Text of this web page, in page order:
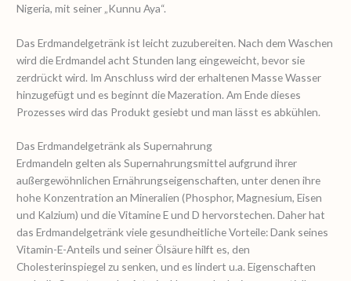
Nigeria, mit seiner „Kunnu Aya“.
Das Erdmandelgetränk ist leicht zuzubereiten. Nach dem Waschen
wird die Erdmandel acht Stunden lang eingeweicht, bevor sie
zerdrückt wird. Im Anschluss wird der erhaltenen Masse Wasser
hinzugefügt und es beginnt die Mazeration. Am Ende dieses
Prozesses wird das Produkt gesiebt und man lässt es abkühlen.
Das Erdmandelgetränk als Supernahrung
Erdmandeln gelten als Supernahrungsmittel aufgrund ihrer
außergewöhnlichen Ernährungseigenschaften, unter denen ihre
hohe Konzentration an Mineralien (Phosphor, Magnesium, Eisen
und Kalzium) und die Vitamine E und D hervorstechen. Daher hat
das Erdmandelgetränk viele gesundheitliche Vorteile: Dank seines
Vitamin-E-Anteils und seiner Ölsäure hilft es, den
Cholesterinspiegel zu senken, und es lindert u.a. Eigenschaften